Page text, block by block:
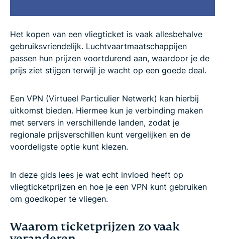
Het kopen van een vliegticket is vaak allesbehalve
gebruiksvriendelijk. Luchtvaartmaatschappijen
passen hun prijzen voortdurend aan, waardoor je de
prijs ziet stijgen terwijl je wacht op een goede deal.
Een VPN (Virtueel Particulier Netwerk) kan hierbij
uitkomst bieden. Hiermee kun je verbinding maken
met servers in verschillende landen, zodat je
regionale prijsverschillen kunt vergelijken en de
voordeligste optie kunt kiezen.
In deze gids lees je wat echt invloed heeft op
vliegticketprijzen en hoe je een VPN kunt gebruiken
om goedkoper te vliegen.
Waarom ticketprijzen zo vaak